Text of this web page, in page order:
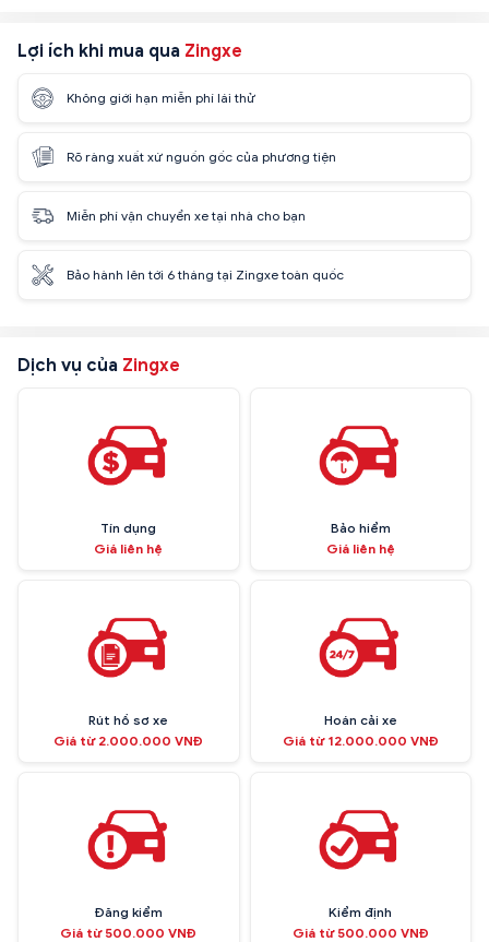
Lợi ích khi mua qua Zingxe
Không giới hạn miễn phí lái thử
Rõ ràng xuất xứ nguồn gốc của phương tiện
Miễn phí vận chuyển xe tại nhà cho bạn
Bảo hành lên tới 6 tháng tại Zingxe toàn quốc
Dịch vụ của Zingxe
Tín dụng
Giá liên hệ
Bảo hiểm
Giá liên hệ
Rút hồ sơ xe
Giá từ 2.000.000 VNĐ
Hoán cải xe
Giá từ 12.000.000 VNĐ
Đăng kiểm
Giá từ 500.000 VNĐ
Kiểm định
Giá từ 500.000 VNĐ